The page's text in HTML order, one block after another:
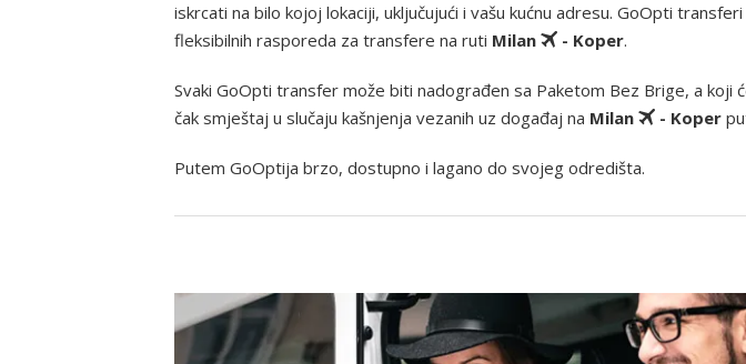
iskrcati na bilo kojoj lokaciji, uključujući i vašu kućnu adresu. GoOpti
fleksibilnih rasporeda za transfere na ruti Milan - Koper.
Svaki GoOpti transfer može biti nadograđen sa Paketom Bez Brige, a koji
čak smještaj u slučaju kašnjenja vezanih uz događaj na Milan - Koper
Putem GoOptija brzo, dostupno i lagano do svojeg odredišta.